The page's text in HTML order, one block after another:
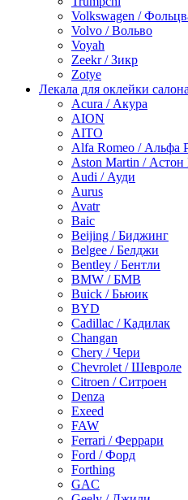
Volkswagen /
Volvo / Вольво
Voyah
Zeekr / Зикр
Zotye
Лекала для оклейки
Acura / Акура
AION
AITO
Alfa Romeo / Альфа
Aston Martin /
Audi / Ауди
Aurus
Avatr
Baic
Beijing / Биджинг
Belgee / Белджи
Bentley / Бентли
BMW / БМВ
Buick / Бьюик
BYD
Cadillac / Кадилак
Changan
Chery / Чери
Chevrolet / Шевроле
Citroen / Ситроен
Denza
Exeed
FAW
Ferrari / Феррари
Ford / Форд
Forthing
GAC